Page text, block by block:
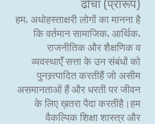
ढाँचा (प्रारूप)
हम، अधोहस्ताक्षरी लोगों का मानना ​​है
कि वर्तमान सामाजिक، आर्थिक،
राजनीतिक और शैक्षणिक व
व्यवस्थाएँ सत्ता के उन संबंधों को
पुनस्र्त्पादित करतीहैं जो असीम
असमानताओं हैं और धरती पर जीवन
के लिए ख़तरा पैदा करतीहै।हम
वैकल्पिक शिक्षा शास्त्र और